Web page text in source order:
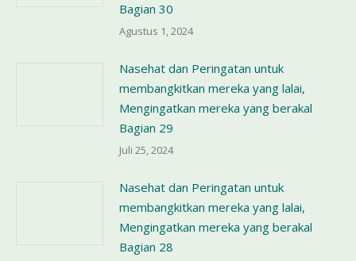
Bagian 30
Agustus 1, 2024
Nasehat dan Peringatan untuk
membangkitkan mereka yang lalai,
Mengingatkan mereka yang berakal
Bagian 29
Juli 25, 2024
Nasehat dan Peringatan untuk
membangkitkan mereka yang lalai,
Mengingatkan mereka yang berakal
Bagian 28